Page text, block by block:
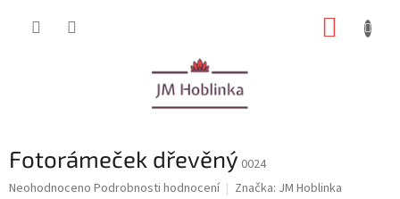
Fotorámeček dřevěný 0024
Průměrné
Neohodnoceno Podrobnosti hodnocení Značka: JM Hoblinka